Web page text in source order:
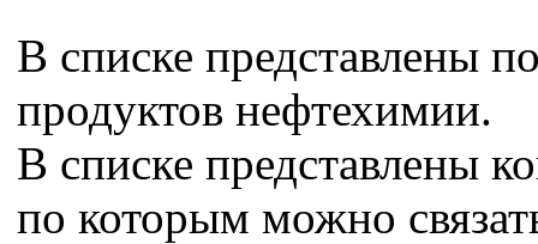
В списке представлены
продуктов нефтехимии.
В списке представлены
по которым можно